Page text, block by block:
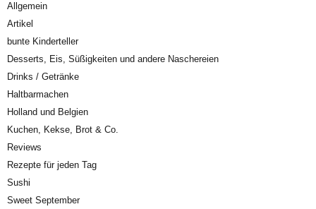
Allgemein
Artikel
bunte Kinderteller
Desserts, Eis, Süßigkeiten und andere Naschereien
Drinks / Getränke
Haltbarmachen
Holland und Belgien
Kuchen, Kekse, Brot & Co.
Reviews
Rezepte für jeden Tag
Sushi
Sweet September